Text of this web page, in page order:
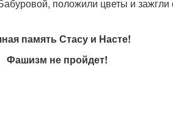
положили цветы и
память Стасу и Насте!
Фашизм не пройдет!